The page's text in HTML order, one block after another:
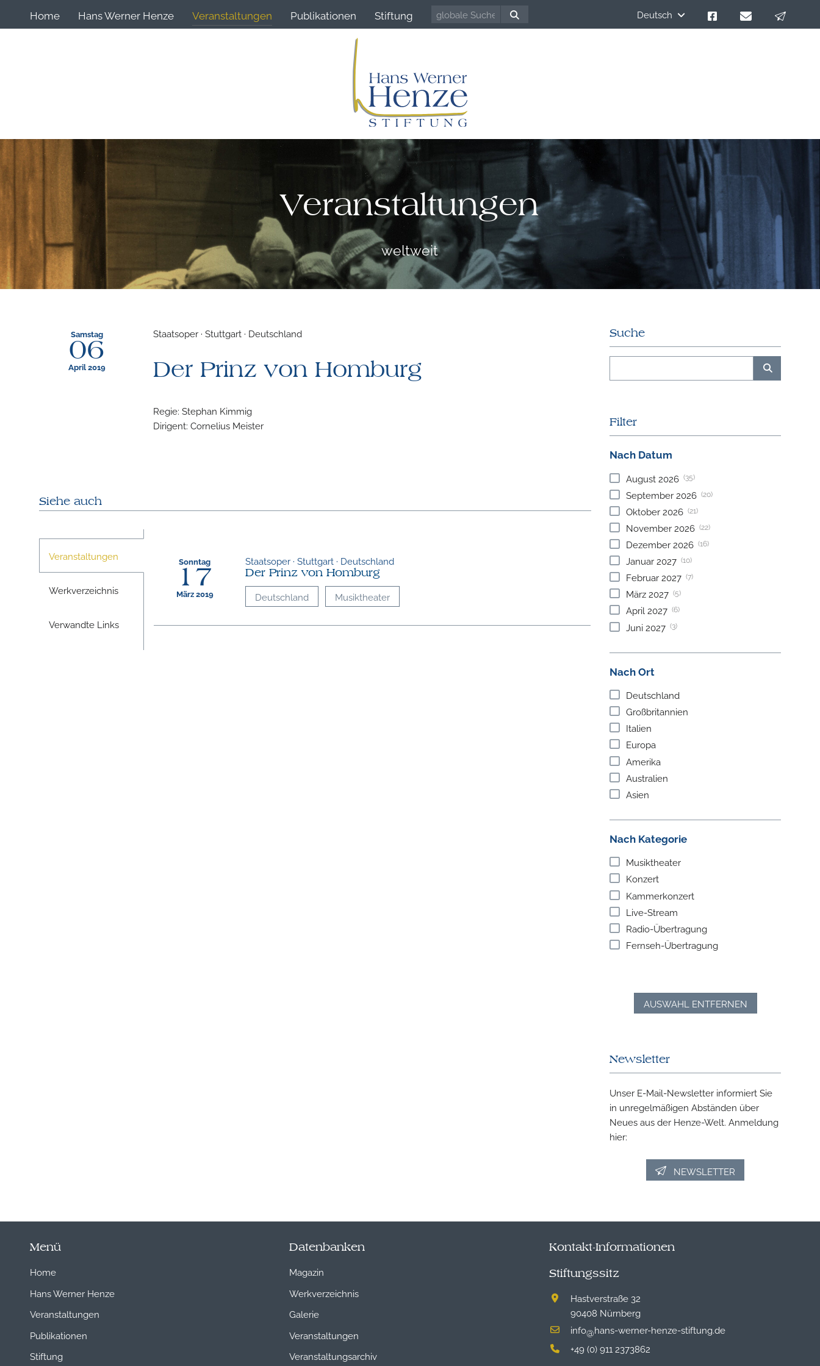
Home Hans Werner Henze Veranstaltungen Publikationen Stiftung Deutsch
Veranstaltungen
weltweit
Samstag
06
April 2019
Staatsoper · Stuttgart · Deutschland
Der Prinz von Homburg
Regie: Stephan Kimmig
Dirigent: Cornelius Meister
Siehe auch
Veranstaltungen
Werkverzeichnis
Verwandte Links
Sonntag
17
März 2019
Staatsoper · Stuttgart · Deutschland
Der Prinz von Homburg
Deutschland Musiktheater
Suche
Filter
Nach Datum
August 2026 (35)
September 2026 (20)
Oktober 2026 (21)
November 2026 (22)
Dezember 2026 (16)
Januar 2027 (10)
Februar 2027 (7)
März 2027 (5)
April 2027 (6)
Juni 2027 (3)
Nach Ort
Deutschland
Großbritannien
Italien
Europa
Amerika
Australien
Asien
Nach Kategorie
Musiktheater
Konzert
Kammerkonzert
Live-Stream
Radio-Übertragung
Fernseh-Übertragung
AUSWAHL ENTFERNEN
Newsletter
Unser E-Mail-Newsletter informiert Sie
in unregelmäßigen Abständen über
Neues aus der Henze-Welt. Anmeldung
hier:
NEWSLETTER
Menü
Home
Hans Werner Henze
Veranstaltungen
Publikationen
Stiftung
Datenbanken
Magazin
Werkverzeichnis
Galerie
Veranstaltungen
Veranstaltungsarchiv
Kontakt-Informationen
Stiftungssitz
Hastverstraße 32
90408 Nürnberg
info@hans-werner-henze-stiftung.de
+49 (0) 911 2373862